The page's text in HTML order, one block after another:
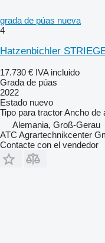
grada de púas nueva
4
Hatzenbichler
17.730 € IVA incluido
Grada de púas
2022
Estado nuevo
Tipo para tractorAncho de
Alemania, Groß-Gerau
ATC Agrartechnikcenter
Contacte con el vendedor